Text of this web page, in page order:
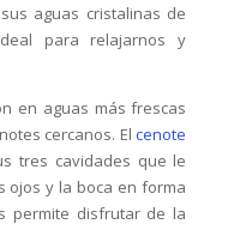
aguas cristalinas de
para relajarnos y
en aguas más frescas
cercanos. Elcenote
tres cavidades que le
ojos y la boca en forma
permite disfrutar de la